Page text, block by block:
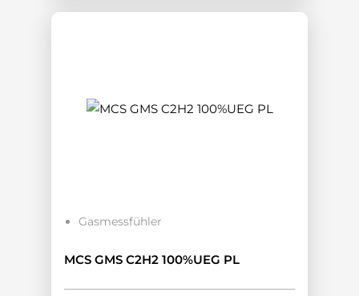
Gasmessfühler
MCS GMS C2H2 100%UEG PL